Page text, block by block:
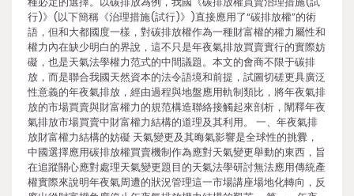
行)》(以下簡稱《治理措施(試行)》)直接應用了“碳排放權”的術
語，但和大都國度一樣，對碳排放權作為一種財富權的權力屬性和
權力內在缺少明白的界說，這不只是年夜氣排放買賣實行的實際妨
礙，也是天氣法學權力范式的中間議題。本文的會商不限于碳排
放，而是聯合我國天然資本的法令語境和前提，試圖切磋更具廣泛
性意義的年夜氣排放，經由過程與地盤應用軌制類比，將年夜氣排
放的市場買賣與財富權力的規范構造聯絡接觸起來剖析，闡釋年夜
氣排放市場買賣中財富權力結構的道理及其利用。 一、年夜氣排
放財富權力結構的妨礙 天氣變更及其晦氣影響是全球性的挑釁，
中國選擇應用碳排放權買賣機制作為應對天氣變更舉動的東西，旨
在追蹤關心應對處理天氣變更題目的天氣法學研討無法應用傳統產
權實際來說明年夜氣周遭的狀況管理這一市場講座場地化轉向，反